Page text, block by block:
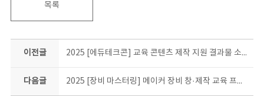
목록
이전글 2025 [에듀테크콘] 교육 콘텐츠 제작 지원 결과물 소개
다음글 2025 [장비 마스터링] 메이커 장비 창·제작 교육 프로그램 결과물 소개